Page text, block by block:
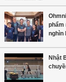
phẩm
nghìn
Nhật